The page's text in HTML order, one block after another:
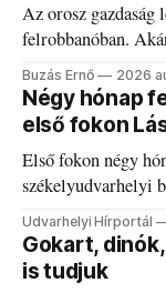
Az orosz
felrobbanóban.
elégedetlen
Buzás Ernő 2026
Négy hónap
első fokon
Első fokon négy
székelyudvarhelyi
Udvarhelyi Hírportál
Gokart,
is tudjuk